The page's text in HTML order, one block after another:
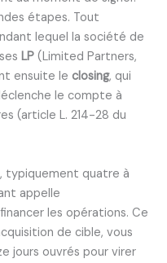
étapes. Tout
lequel la société de
LP (Limited Partners,
ensuite leclosing, qui
le compte à
(article L. 214-28 du
typiquement quatre à
appelle
les opérations. Ce
de cible, vous
jours ouvrés pour virer